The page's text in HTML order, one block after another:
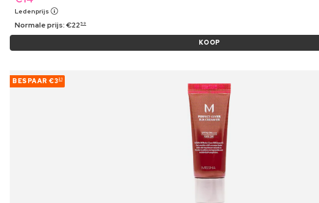
Ledenprijs
Normale prijs:€22 59
KOOP
BESPAAR €321